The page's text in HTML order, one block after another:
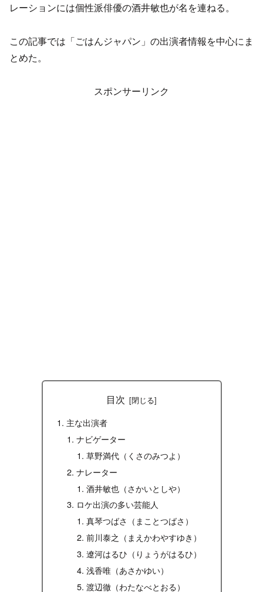
レーションには個性派俳優の酒井敏也が名を連ねる。
この記事では「ごはんジャパン」の出演者情報を中心にま
とめた。
スポンサーリンク
目次
主な出演者
ナビゲーター
草野満代（くさのみつよ）
ナレーター
酒井敏也（さかいとしや）
ロケ出演の多い芸能人
真琴つばさ（まことつばさ）
前川泰之（まえかわやすゆき）
遼河はるひ（りょうがはるひ）
浅香唯（あさかゆい）
渡辺徹（わたなべとおる）